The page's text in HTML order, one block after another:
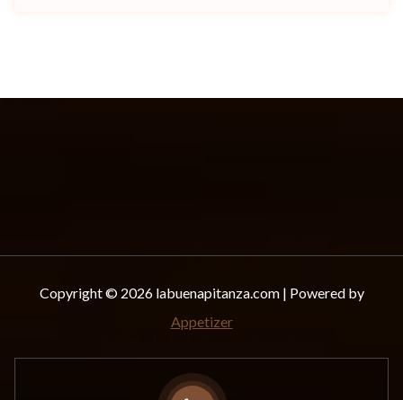
Copyright © 2026 labuenapitanza.com | Powered by
Appetizer